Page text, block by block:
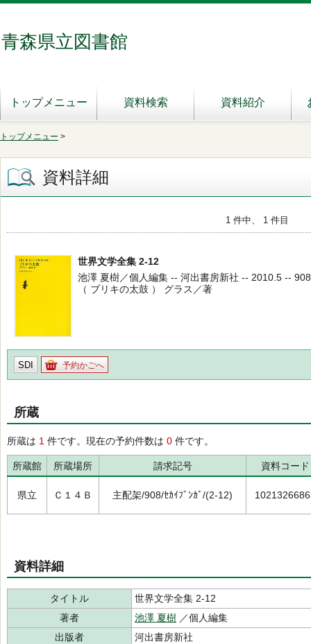
青森県立図書館
トップメニュー 資料検索 資料紹介
トップメニュー >
資料詳細
1 件中、 1 件目
世界文学全集 2-12
池澤 夏樹／個人編集 -- 河出書房新社 -- 2010.5 -- 908
（ ブリキの太鼓 ） グラス／著
SDI 予約かごへ
所蔵
所蔵は 1 件です。現在の予約件数は 0 件です。
所蔵館 所蔵場所 請求記号 資料コード
県立 Ｃ１４Ｂ 主配架/908/ｾｶｲﾌﾞﾝｶﾞ/(2-12)
資料詳細
タイトル
世界文学全集 2-12
著者
池澤 夏樹 ／個人編集
出版者
河出書房新社